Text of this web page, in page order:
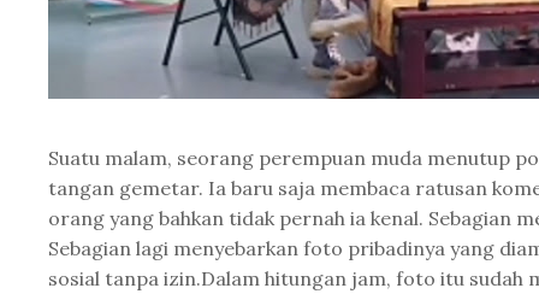
Suatu malam, seorang perempuan muda menutup
tangan gemetar. Ia baru saja membaca ratusan
orang yang bahkan tidak pernah ia kenal. Sebagian
Sebagian lagi menyebarkan foto pribadinya yang
sosial tanpa izin.Dalam hitungan jam, foto itu sudah